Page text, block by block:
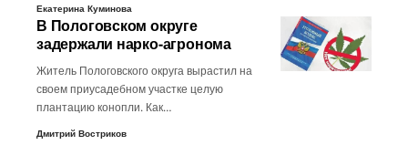
Екатерина Куминова
В Пологовском округе
задержали нарко-агронома
Житель Пологовского округа вырастил на
своем приусадебном участке целую
плантацию конопли. Как…
Дмитрий Востриков